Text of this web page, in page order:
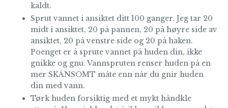
kaldt.
Sprut vannet i ansiktet ditt 100 ganger. Jeg tar 20
midt i ansiktet, 20 på pannen, 20 på høyre side av
ansiktet, 20 på venstre side og 20 på haken.
Poenget er å sprute vannet på huden din, ikke
gnikke og gnu. Vannspruten renser huden på en
mer SKÅNSOMT måte enn når du gnir huden
din med vann.
Tørk huden forsiktig med et mykt håndkle